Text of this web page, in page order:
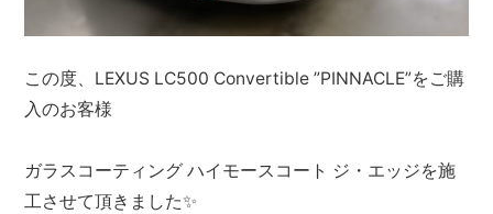
この度、LEXUS LC500 Convertible ”PINNACLE”をご購
入のお客様
ガラスコーティング ハイモースコート ジ・エッジを施
工させて頂きました✨